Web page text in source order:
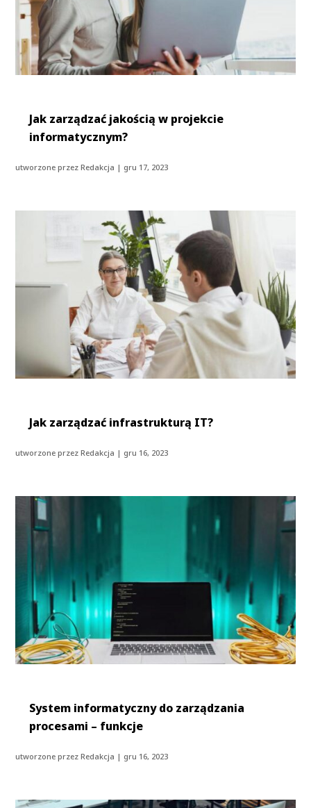
Jak zarządzać jakością w projekcie
informatycznym?
utworzone przezRedakcja | gru 17, 2023
Jak zarządzać infrastrukturą IT?
utworzone przezRedakcja | gru 16, 2023
System informatyczny do zarządzania
procesami – funkcje
utworzone przezRedakcja | gru 16, 2023